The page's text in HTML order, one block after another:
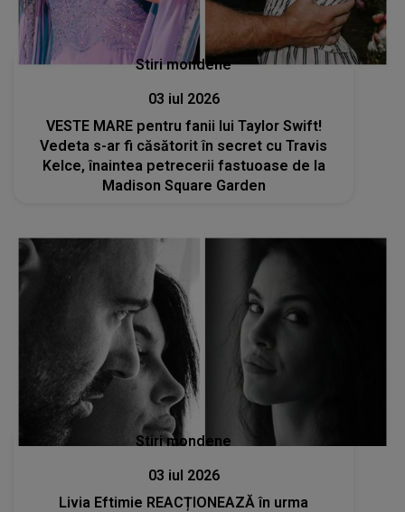
Stiri mondene
03 iul 2026
VESTE MARE pentru fanii lui Taylor Swift!
Vedeta s-ar fi căsătorit în secret cu Travis
Kelce, înaintea petrecerii fastuoase de la
Madison Square Garden
Stiri mondene
03 iul 2026
Livia Eftimie REACȚIONEAZĂ în urma